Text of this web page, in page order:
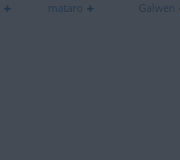
mataro Galwen